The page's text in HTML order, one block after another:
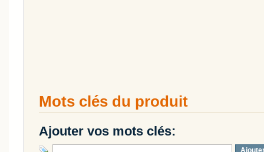
Mots clés du produit
Ajouter vos mots clés: